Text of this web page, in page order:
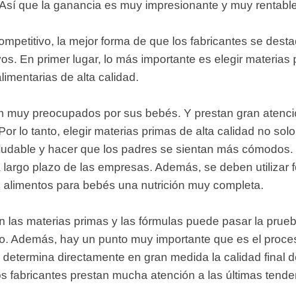
que la ganancia es muy impresionante y muy
la mejor forma de que los fabricantes se
En primer lugar, lo más importante es elegir materias
de alta calidad.
muy preocupados por sus bebés. Y prestan gran
lo tanto, elegir materias primas de alta calidad no
y hacer que los padres se sientan más
plazo de las empresas. Además, se deben utilizar
para bebés una nutrición muy completa.
las materias primas y las fórmulas puede pasar la
Además, hay un punto muy importante que es el
directamente en gran medida la calidad final
fabricantes prestan mucha atención a las últimas